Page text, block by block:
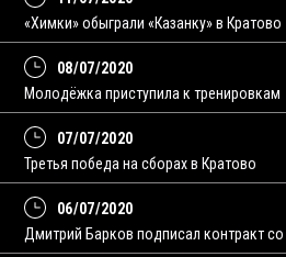
«Химки» обыграли «Казанку» в Кратово
08/07/2020
Молодёжка приступила к тренировкам
07/07/2020
Третья победа на сборах в Кратово
06/07/2020
Дмитрий Барков подписал контракт